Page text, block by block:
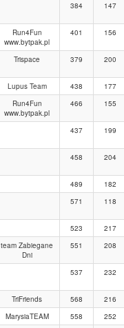
384 147
Run4Fun
www.bytpak.pl
401 156
Trispace 379 200
Lupus Team 438
177
Run4Fun
www.bytpak.pl
466 155
437 199
458 204
489
182
571 118
523
217
team Zabiegane
Dni
551 208
537 232
TriFriends 568
216
MarysiaTEAM 558
252